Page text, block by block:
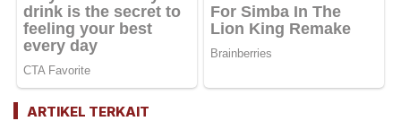
ARTIKEL TERKAIT